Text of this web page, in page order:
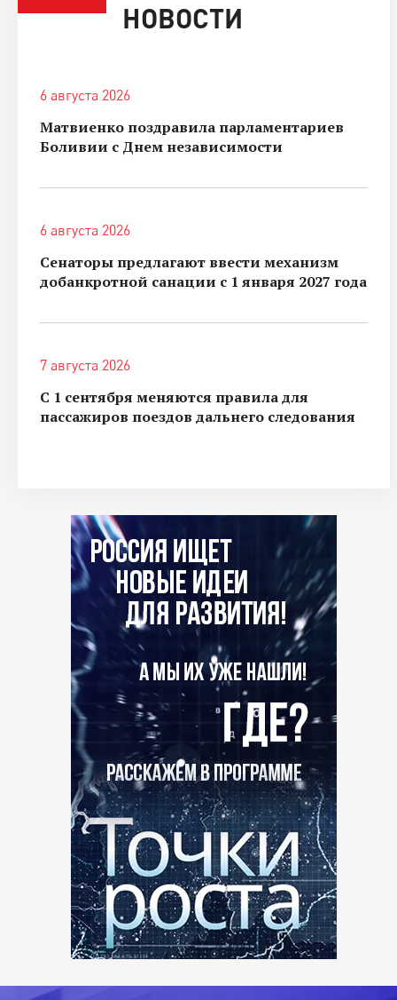
НОВОСТИ
6 августа 2026
Матвиенко поздравила парламентариев
Боливии с Днем независимости
6 августа 2026
Сенаторы предлагают ввести механизм
добанкротной санации с 1 января 2027 года
7 августа 2026
С 1 сентября меняются правила для
пассажиров поездов дальнего следования